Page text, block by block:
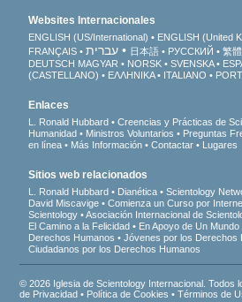
Websites Internacionales
ENGLISH (US/International) ENGLISH (United
FRANÇAIS
עברית 日本語 РУССКИЙ 繁
DEUTSCH MAGYAR NORSK SVENSKA
(CASTELLANO)
ΕΛΛΗΝΙΚA ITALIANO
Enlaces
L. Ronald Hubbard Creencias y Prácticas de
Humanidad
Ministros Voluntarios Preguntas
en línea
Más Información Contactar Lugares
Sitios web relacionados
L. Ronald Hubbard Dianética Scientology
David Miscavige
Comienza un Curso por
Scientology
Asociación Internacional de
El Camino a la Felicidad
En Apoyo de Un
Derechos Humanos
Jóvenes por los Derechos
Ciudadanos por los Derechos Humanos
© 2026 Iglesia de Scientology Internacional.
de Privacidad • Política de Cookies •Términos de